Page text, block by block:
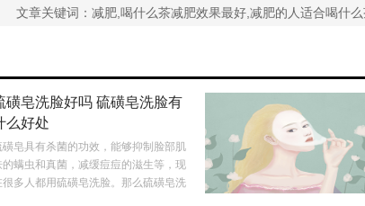
文章关键词：减肥,喝什么茶减肥效果最好,减肥的人适合喝什
磺皂洗脸好吗 硫磺皂洗脸有
么好处
磺皂具有杀菌的功效，能够抑制脸部肌
的螨虫和真菌，减缓痘痘的滋生等，现
很多人都用硫磺皂洗脸。那么硫磺皂洗